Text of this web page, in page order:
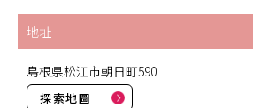
地址
島根県松江市朝日町590
探索地圖